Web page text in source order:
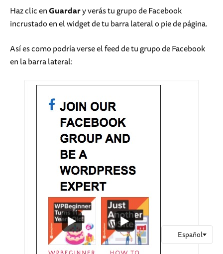
Haz clic enGuardary verás tu grupo de Facebook
incrustado en el widget de tu barra lateral o pie de página.
Así es como podría verse el feed de tu grupo de Facebook
en la barra lateral: